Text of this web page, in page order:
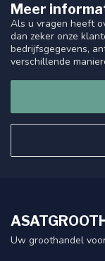
Meer
Als u vragen heeft
dan zeker onze
bedrijfsgegevens,
verschillende
Uw groothandel